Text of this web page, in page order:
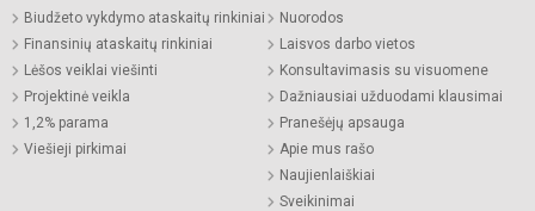
Biudžeto vykdymo ataskaitų rinkiniai
Finansinių ataskaitų rinkiniai
Lėšos veiklai viešinti
Projektinė veikla
1,2% parama
Viešieji pirkimai
Nuorodos
Laisvos darbo vietos
Konsultavimasis su visuomene
Dažniausiai užduodami klausimai
Pranešėjų apsauga
Apie mus rašo
Naujienlaiškiai
Sveikinimai